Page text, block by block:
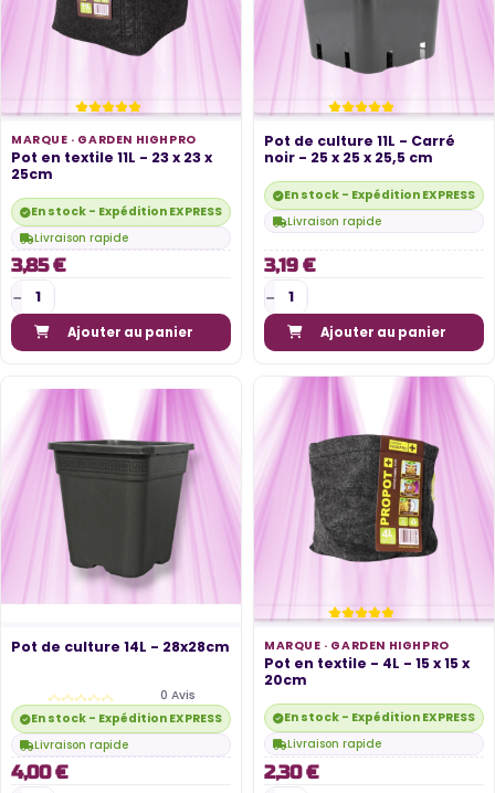
MARQUE · GARDEN HIGHPRO
Pot en textile 11L - 23 x 23 x
25cm
En stock - Expédition EXPRESS disponible
Livraison rapide
3,85 €
Ajouter au panier
Pot de culture 11L - Carré
noir - 25 x 25 x 25,5 cm
En stock - Expédition EXPRESS
Livraison rapide
3,19 €
Ajouter au panier
Pot de culture 14L - 28x28cm
0 Avis
En stock - Expédition EXPRESS disponible
Livraison rapide
4,00 €
MARQUE · GARDEN HIGHPRO
Pot en textile - 4L - 15 x 15 x
20cm
En stock - Expédition EXPRESS
Livraison rapide
2,30 €